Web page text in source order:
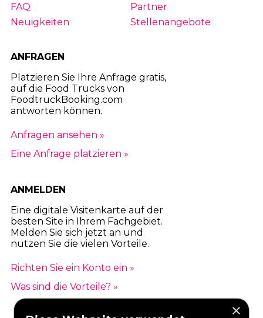
FAQ
Partner
Neuigkeiten
Stellenangebote
ANFRAGEN
Platzieren Sie Ihre Anfrage gratis,
auf die Food Trucks von
FoodtruckBooking.com
antworten können.
Anfragen ansehen »
Eine Anfrage platzieren »
ANMELDEN
Eine digitale Visitenkarte auf der
besten Site in Ihrem Fachgebiet.
Melden Sie sich jetzt an und
nutzen Sie die vielen Vorteile.
Richten Sie ein Konto ein »
Was sind die Vorteile? »
×